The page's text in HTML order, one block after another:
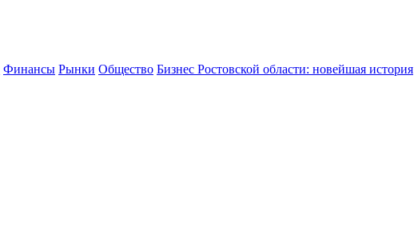
Финансы Рынки Общество Бизнес Ростовской области: новейшая история